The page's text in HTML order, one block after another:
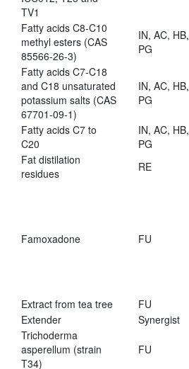
TV1
Fatty acids C8-C10
methyl esters (CAS
85566-26-3)
IN, AC, HB,
PG
Fatty acids C7-C18
and C18 unsaturated
potassium salts (CAS
67701-09-1)
IN, AC, HB,
PG
Fatty acids C7 to
C20
IN, AC, HB,
PG
Fat distilation
residues
RE
Famoxadone FU
Extract from tea tree FU
Extender
Synergist
Trichoderma
asperellum (strain
T34)
FU